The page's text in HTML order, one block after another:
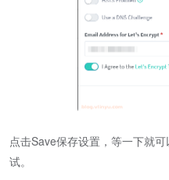
点击Save保存设置，等一下就
试。